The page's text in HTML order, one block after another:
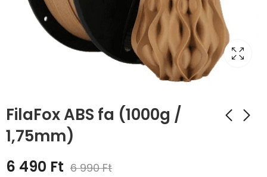
FilaFox ABS fa (1000g /
1,75mm)
6 490 Ft 6 990Ft